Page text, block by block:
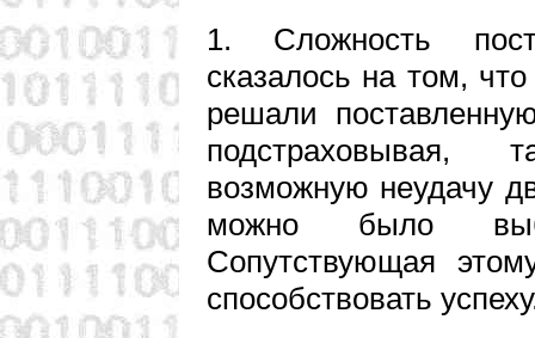
1. Сложность
сказалось на том,
решали
подстраховывая,
возможную неудачу
можно было
Сопутствующая
способствовать